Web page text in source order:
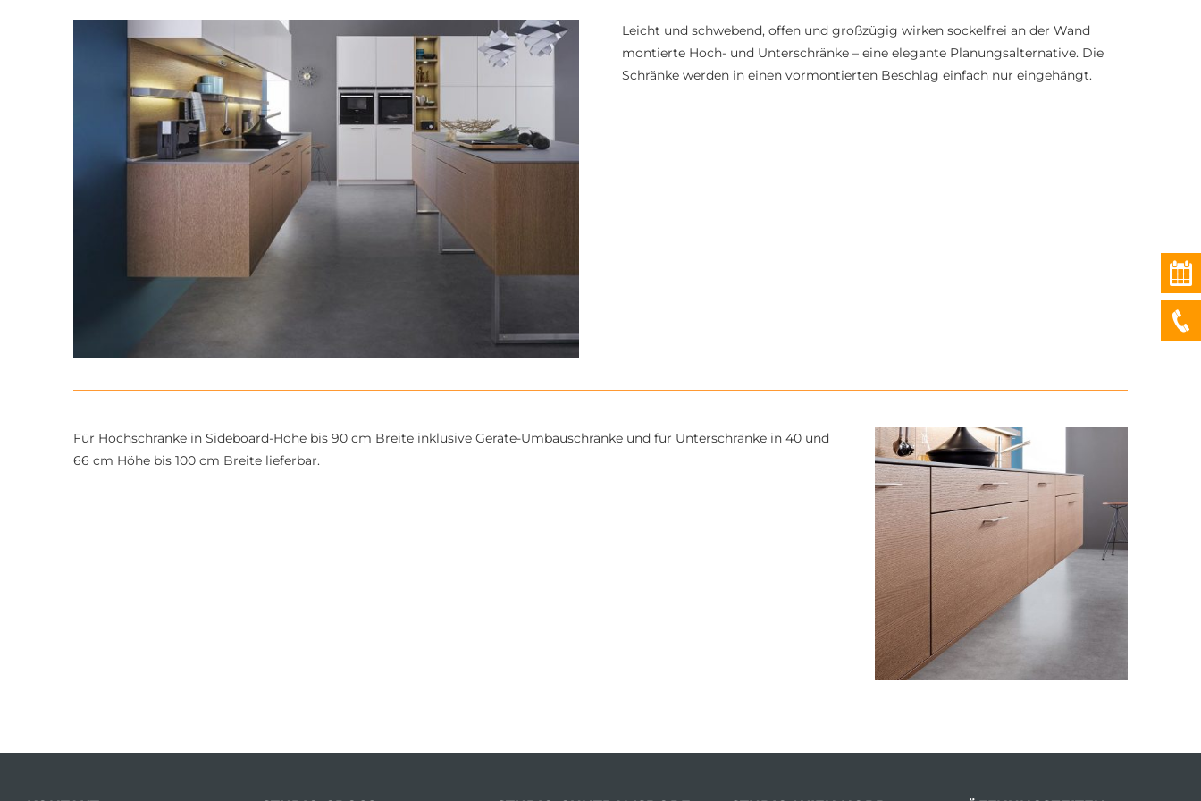
Leicht und schwebend, offen und großzügig wirken sockelfrei an der Wand
montierte Hoch- und Unterschränke – eine elegante Planungsalternative. Die
Schränke werden in einen vormontierten Beschlag einfach nur eingehängt.
Für Hochschränke in Sideboard-Höhe bis 90 cm Breite inklusive Geräte-Umbauschränke und für Unterschränke in 40 und
66 cm Höhe bis 100 cm Breite lieferbar.